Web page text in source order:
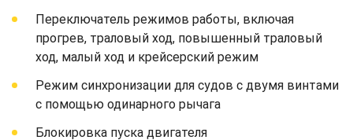
Переключатель режимов работы, включая
прогрев, траловый ход, повышенный траловый
ход, малый ход и крейсерский режим
Режим синхронизации для судов с двумя винтами
с помощью одинарного рычага
Блокировка пуска двигателя